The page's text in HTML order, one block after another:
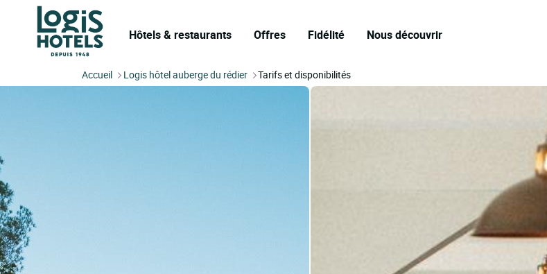
Hôtels & restaurants Offres Fidélité Nous découvrir
Accueil Logis hôtel auberge du rédier Tarifs et disponibilités